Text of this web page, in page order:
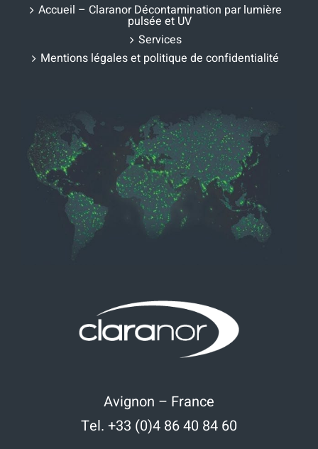
Accueil – Claranor Décontamination par lumière
pulsée et UV
Services
Mentions légales et politique de confidentialité
Avignon – France
Tel. +33 (0)4 86 40 84 60